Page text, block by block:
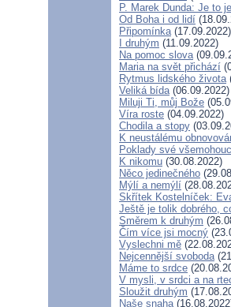
P. Marek Dunda: Je to
Od Boha i od lidí
Připomínka(17.09.2022)
I druhým (11.09.2022)
Na pomoc slova
Maria na svět přichází
Rytmus lidského života
Veliká bída(06.09.2022)
Miluji Ti, můj Bože
Víra roste (04.09.2022)
Chodila a stopy
K neustálému
Poklady své
K nikomu (30.08.2022)
Něco jedinečného
Mýlí a nemýlí
Skřítek Kostelníček:
Ještě je tolik dobrého,
Směrem k druhým
Čím více jsi mocný
Vyslechni mě
Nejcennější svoboda
Máme to srdce
V mysli, v srdci a na
Sloužit druhým
Naše snaha